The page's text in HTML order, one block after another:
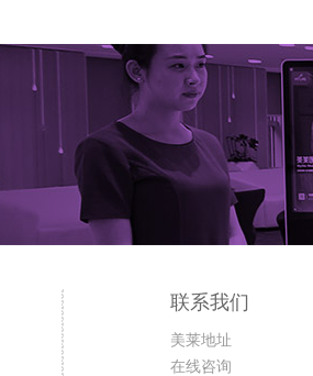
联系我们
美莱地址
在线咨询